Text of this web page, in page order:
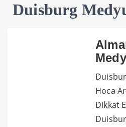
Duisburg
Hoca
Dikkat